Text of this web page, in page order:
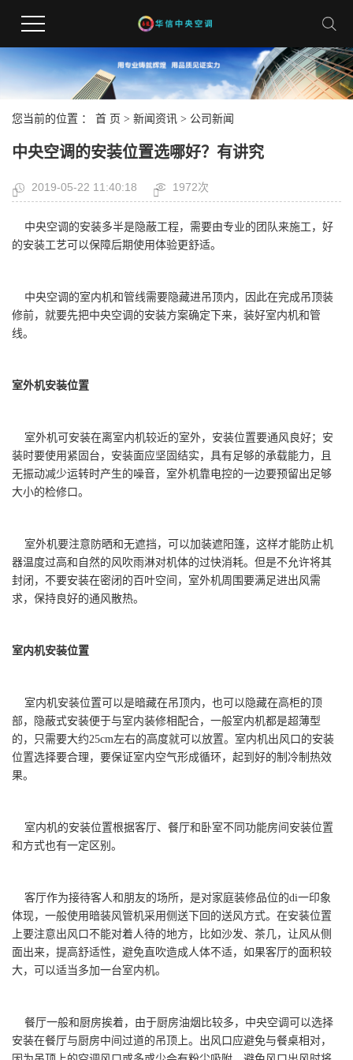
您当前的位置 ： 首 页 > 新闻资讯 > 公司新闻
中央空调的安装位置选哪好？有讲究
2019-05-22 11:40:18 1972次
中央空调的安装多半是隐蔽工程，需要由专业的团队来施工，好
的安装工艺可以保障后期使用体验更舒适。
中央空调的室内机和管线需要隐藏进吊顶内，因此在完成吊顶装
修前，就要先把中央空调的安装方案确定下来，装好室内机和管
线。
室外机安装位置
室外机可安装在离室内机较近的室外，安装位置要通风良好；安
装时要使用紧固台，安装面应坚固结实，具有足够的承载能力，且
无振动减少运转时产生的噪音，室外机靠电控的一边要预留出足够
大小的检修口。
室外机要注意防晒和无遮挡，可以加装遮阳篷，这样才能防止机
器温度过高和自然的风吹雨淋对机体的过快消耗。但是不允许将其
封闭，不要安装在密闭的百叶空间，室外机周围要满足进出风需
求，保持良好的通风散热。
室内机安装位置
室内机安装位置可以是暗藏在吊顶内，也可以隐藏在高柜的顶
部，隐蔽式安装便于与室内装修相配合，一般室内机都是超薄型
的，只需要大约25cm左右的高度就可以放置。室内机出风口的安装
位置选择要合理，要保证室内空气形成循环，起到好的制冷制热效
果。
室内机的安装位置根据客厅、餐厅和卧室不同功能房间安装位置
和方式也有一定区别。
客厅作为接待客人和朋友的场所，是对家庭装修品位的di一印象
体现，一般使用暗装风管机采用侧送下回的送风方式。在安装位置
上要注意出风口不能对着人待的地方，比如沙发、茶几，让风从侧
面出来，提高舒适性，避免直吹造成人体不适，如果客厅的面积较
大，可以适当多加一台室内机。
餐厅一般和厨房挨着，由于厨房油烟比较多，中央空调可以选择
安装在餐厅与厨房中间过道的吊顶上。出风口应避免与餐桌相对，